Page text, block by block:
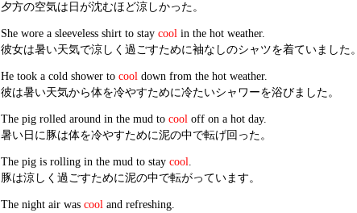
夕方の空気は日が沈むほど涼しかった。
She wore a sleeveless shirt to stay cool in the hot weather.
彼女は暑い天気で涼しく過ごすために袖なしのシャツを着ていました。
He took a cold shower to cool down from the hot weather.
彼は暑い天気から体を冷やすために冷たいシャワーを浴びました。
The pig rolled around in the mud to cool off on a hot day.
暑い日に豚は体を冷やすために泥の中で転げ回った。
The pig is rolling in the mud to stay cool.
豚は涼しく過ごすために泥の中で転がっています。
The night air was cool and refreshing.